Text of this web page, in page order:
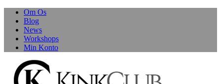
Skip
content
Om Os
Blog
News
Workshops
Min Konto